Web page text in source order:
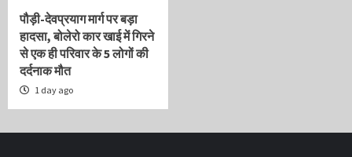
पौड़ी-देवप्रयाग मार्ग पर बड़ा
हादसा, बोलेरो कार खाई में गिरने
से एक ही परिवार के 5 लोगों की
दर्दनाक मौत
1 day ago